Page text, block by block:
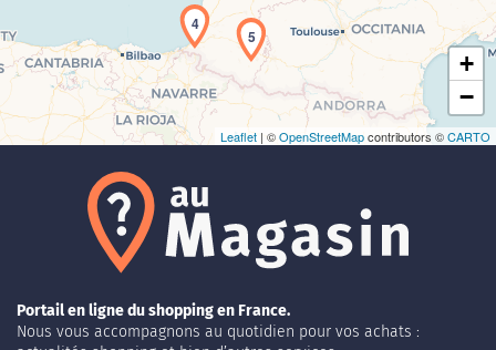
4
5
+
−
Leaflet | ©OpenStreetMapcontributors ©CARTO
Portail en ligne du shopping en France.
Nous vous accompagnons au quotidien pour vos achats :